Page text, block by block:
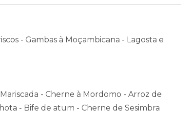
- Gambas à Moçambicana - Lagosta e
- Cherne à Mordomo - Arroz de
- Bife de atum - Cherne de Sesimbra